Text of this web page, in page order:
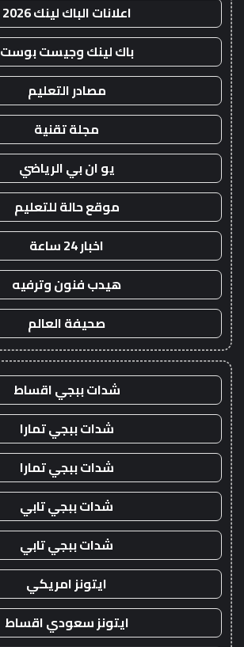
اعلانات الباك لينك 2026
باك لينك وجيست بوست
مصادر التعليم
مجلة تقنية
يو ان بي الرياضي
موقع حالة للتعليم
اخبار 24 ساعة
هيدب فنون وترفيه
صحيفة العالم
شدات ببجي اقساط
شدات ببجي تمارا
شدات ببجي تمارا
شدات ببجي تابي
شدات ببجي تابي
ايتونز امريكي
ايتونز سعودي اقساط